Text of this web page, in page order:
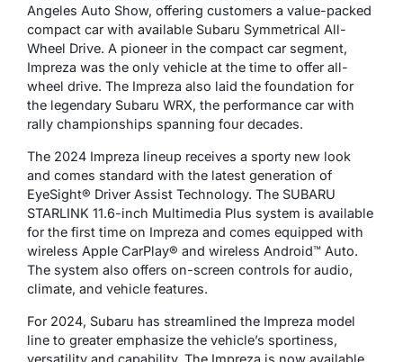
Angeles Auto Show, offering customers a value-packed
compact car with available Subaru Symmetrical All-
Wheel Drive. A pioneer in the compact car segment,
Impreza was the only vehicle at the time to offer all-
wheel drive. The Impreza also laid the foundation for
the legendary Subaru WRX, the performance car with
rally championships spanning four decades.
The 2024 Impreza lineup receives a sporty new look
and comes standard with the latest generation of
EyeSight® Driver Assist Technology. The SUBARU
STARLINK 11.6-inch Multimedia Plus system is available
for the first time on Impreza and comes equipped with
wireless Apple CarPlay® and wireless Android™ Auto.
The system also offers on-screen controls for audio,
climate, and vehicle features.
For 2024, Subaru has streamlined the Impreza model
line to greater emphasize the vehicle’s sportiness,
versatility and capability. The Impreza is now available